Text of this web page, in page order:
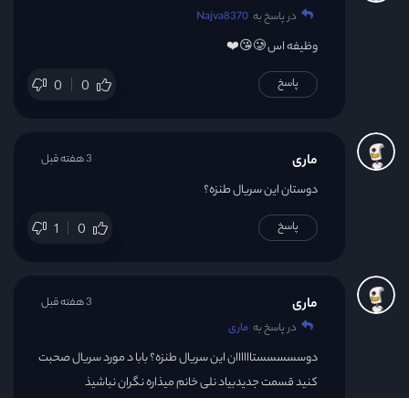
در پاسخ به Najva8370
وظیفه اس 🥲😘❤️
0 0 پاسخ
ماری
دوستان این سریال طنزه؟
1 0
3 هفته قبل
پاسخ
ماری
در پاسخ به ماری
دوسسسسستاااااان این سریال طنزه؟ بابا د مورد سریال صحبت
کنید قسمت جدیدبیاد نلی خانم میذاره نگران نباشیذ
3 هفته قبل